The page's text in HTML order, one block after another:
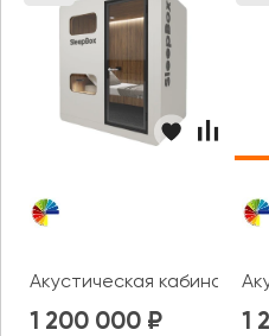
Акустическая кабина
1 200 000 1